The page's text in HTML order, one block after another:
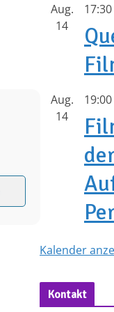
Aug.
14
17:30
Aug.
14
19:00
Kalender
Kontakt